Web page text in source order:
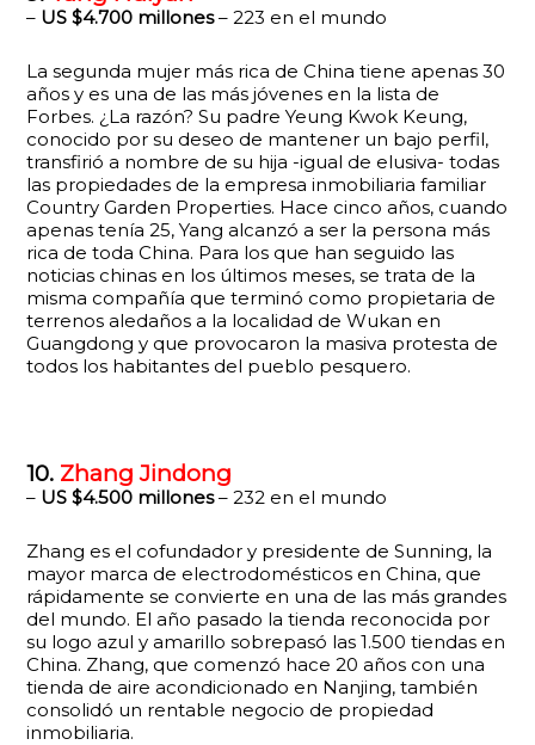
– US $4.700 millones– 223 en el mundo
La segunda mujer más rica de China tiene apenas 30
años y es una de las más jóvenes en la lista de
Forbes. ¿La razón? Su padre Yeung Kwok Keung,
conocido por su deseo de mantener un bajo perfil,
transfirió a nombre de su hija -igual de elusiva- todas
las propiedades de la empresa inmobiliaria familiar
Country Garden Properties. Hace cinco años, cuando
apenas tenía 25, Yang alcanzó a ser la persona más
rica de toda China. Para los que han seguido las
noticias chinas en los últimos meses, se trata de la
misma compañía que terminó como propietaria de
terrenos aledaños a la localidad de Wukan en
Guangdong y que provocaron la masiva protesta de
todos los habitantes del pueblo pesquero.
10. Zhang Jindong
– US $4.500 millones– 232 en el mundo
Zhang es el cofundador y presidente de Sunning, la
mayor marca de electrodomésticos en China, que
rápidamente se convierte en una de las más grandes
del mundo. El año pasado la tienda reconocida por
su logo azul y amarillo sobrepasó las 1.500 tiendas en
China. Zhang, que comenzó hace 20 años con una
tienda de aire acondicionado en Nanjing, también
consolidó un rentable negocio de propiedad
inmobiliaria.